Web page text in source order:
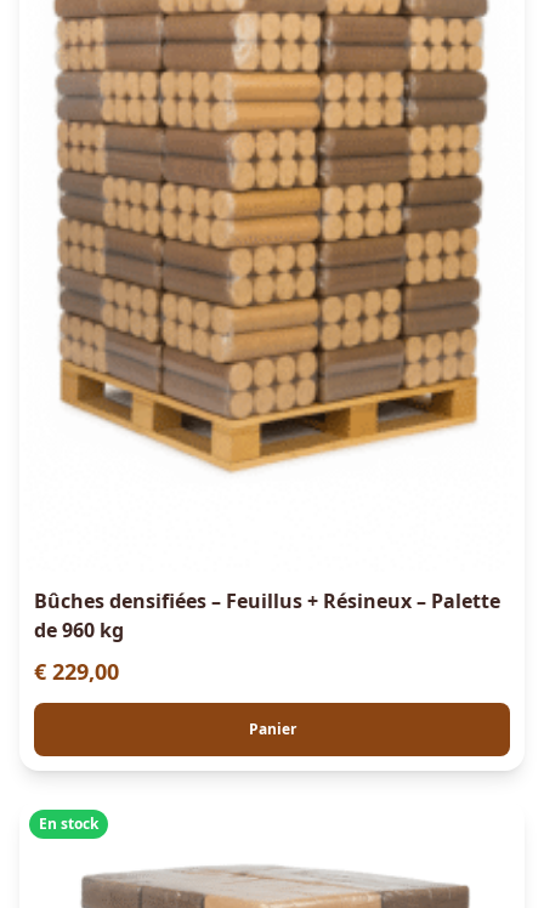
Bûches densifiées – Feuillus + Résineux – Palette
de 960 kg
€ 229,00
Panier
En stock